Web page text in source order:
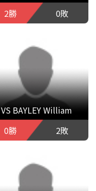
2勝
0敗
VS BAYLEY William
0勝
2敗